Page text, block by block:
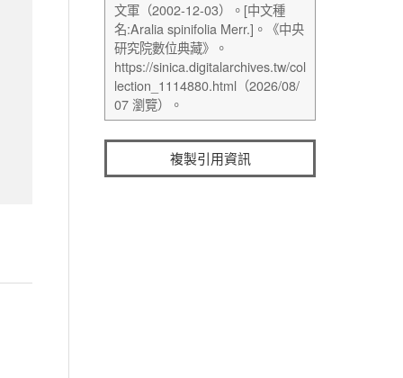
複製引用資訊